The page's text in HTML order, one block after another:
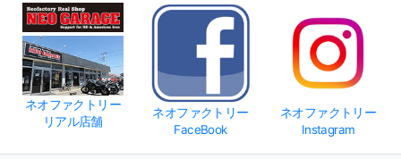
ネオファクトリー
リアル店舗
ネオファクトリー
FaceBook
ネオファクトリー
Instagram